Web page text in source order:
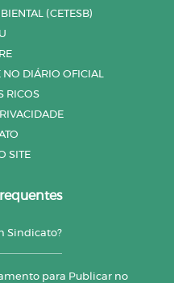
(CETESB)
NO DIÁRIO OFICIAL
RICOS
SITE
Sindicato?
para Publicar no